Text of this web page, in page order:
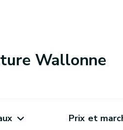
Wallonne
Prix et